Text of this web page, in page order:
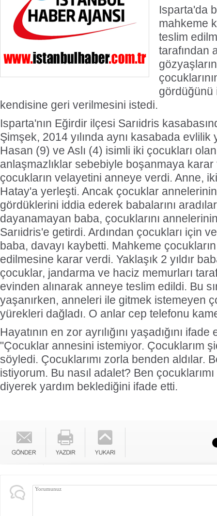
Isparta'da
mahkeme
teslim
tarafından
gördüğünü
kendisine geri verilmesini istedi.
Isparta'nın Eğirdir ilçesi Sarıidris
Şimşek, 2014 yılında aynı kasabada evlilik
Hasan (9) ve Aslı (4) isimli iki çocukları
anlaşmazlıklar sebebiyle boşanmaya
çocukların velayetini anneye verdi. Anne,
Hatay'a yerleşti. Ancak çocuklar
gördüklerini iddia ederek babalarını
dayanamayan baba, çocuklarını
Sarıidris'e getirdi. Ardından çocukları için
baba, davayı kaybetti. Mahkeme
edilmesine karar verdi. Yaklaşık 2 yıldır
çocuklar, jandarma ve haciz memurları
evinden alınarak anneye teslim edildi. Bu
yaşanırken, anneleri ile gitmek istemeyen
yürekleri dağladı. O anlar cep telefonu
Hayatının en zor ayrılığını yaşadığını
"Çocuklar annesini istemiyor. Çocuklarım
söyledi. Çocuklarımı zorla benden aldılar.
istiyorum. Bu nasıl adalet? Ben
diyerek yardım beklediğini ifade etti.